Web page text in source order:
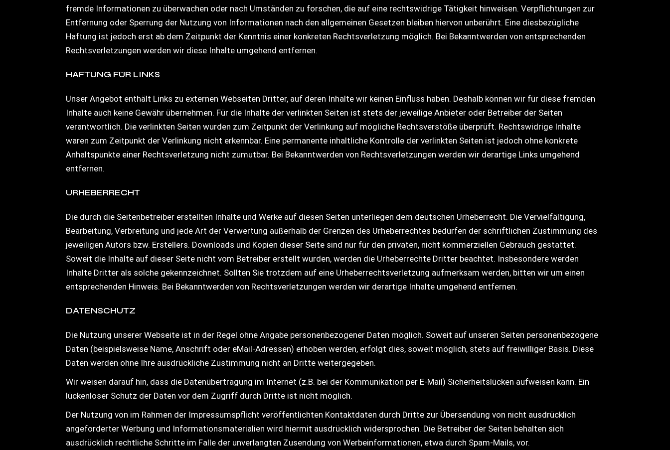
fremde Informationen zu überwachen oder nach Umständen zu forschen, die auf eine rechtswidrige Tätigkeit hinweisen. Verpflichtungen zur
Entfernung oder Sperrung der Nutzung von Informationen nach den allgemeinen Gesetzen bleiben hiervon unberührt. Eine diesbezügliche
Haftung ist jedoch erst ab dem Zeitpunkt der Kenntnis einer konkreten Rechtsverletzung möglich. Bei Bekanntwerden von entsprechenden
Rechtsverletzungen werden wir diese Inhalte umgehend entfernen.
HAFTUNG FÜR LINKS
Unser Angebot enthält Links zu externen Webseiten Dritter, auf deren Inhalte wir keinen Einfluss haben. Deshalb können wir für diese fremden
Inhalte auch keine Gewähr übernehmen. Für die Inhalte der verlinkten Seiten ist stets der jeweilige Anbieter oder Betreiber der Seiten
verantwortlich. Die verlinkten Seiten wurden zum Zeitpunkt der Verlinkung auf mögliche Rechtsverstöße überprüft. Rechtswidrige Inhalte
waren zum Zeitpunkt der Verlinkung nicht erkennbar. Eine permanente inhaltliche Kontrolle der verlinkten Seiten ist jedoch ohne konkrete
Anhaltspunkte einer Rechtsverletzung nicht zumutbar. Bei Bekanntwerden von Rechtsverletzungen werden wir derartige Links umgehend
entfernen.
URHEBERRECHT
Die durch die Seitenbetreiber erstellten Inhalte und Werke auf diesen Seiten unterliegen dem deutschen Urheberrecht. Die Vervielfältigung,
Bearbeitung, Verbreitung und jede Art der Verwertung außerhalb der Grenzen des Urheberrechtes bedürfen der schriftlichen Zustimmung des
jeweiligen Autors bzw. Erstellers. Downloads und Kopien dieser Seite sind nur für den privaten, nicht kommerziellen Gebrauch gestattet.
Soweit die Inhalte auf dieser Seite nicht vom Betreiber erstellt wurden, werden die Urheberrechte Dritter beachtet. Insbesondere werden
Inhalte Dritter als solche gekennzeichnet. Sollten Sie trotzdem auf eine Urheberrechtsverletzung aufmerksam werden, bitten wir um einen
entsprechenden Hinweis. Bei Bekanntwerden von Rechtsverletzungen werden wir derartige Inhalte umgehend entfernen.
DATENSCHUTZ
Die Nutzung unserer Webseite ist in der Regel ohne Angabe personenbezogener Daten möglich. Soweit auf unseren Seiten personenbezogene
Daten (beispielsweise Name, Anschrift oder eMail-Adressen) erhoben werden, erfolgt dies, soweit möglich, stets auf freiwilliger Basis. Diese
Daten werden ohne Ihre ausdrückliche Zustimmung nicht an Dritte weitergegeben.
Wir weisen darauf hin, dass die Datenübertragung im Internet (z.B. bei der Kommunikation per E-Mail) Sicherheitslücken aufweisen kann. Ein
lückenloser Schutz der Daten vor dem Zugriff durch Dritte ist nicht möglich.
Der Nutzung von im Rahmen der Impressumspflicht veröffentlichten Kontaktdaten durch Dritte zur Übersendung von nicht ausdrücklich
angeforderter Werbung und Informationsmaterialien wird hiermit ausdrücklich widersprochen. Die Betreiber der Seiten behalten sich
ausdrücklich rechtliche Schritte im Falle der unverlangten Zusendung von Werbeinformationen, etwa durch Spam-Mails, vor.